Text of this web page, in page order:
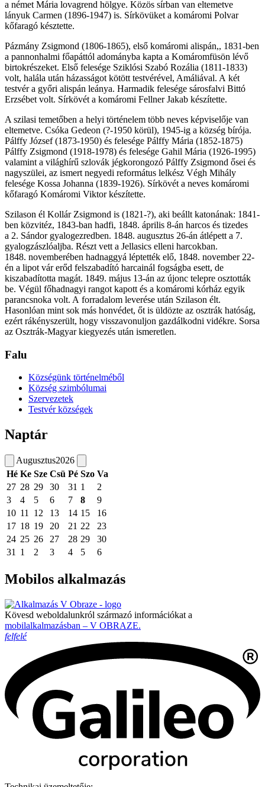
a német Mária lovagrend hölgye. Közös sírban van eltemetve
lányuk Carmen (1896-1947) is. Sírkövüket a komáromi Polvar
kőfaragó késztette.
Pázmány Zsigmond (1806-1865), első komáromi alispán,, 1831-ben
a pannonhalmi főapáttól adományba kapta a Komáromfüsön lévő
birtokrészeket. Első felesége Sziklósi Szabó Rozália (1811-1833)
volt, halála után házasságot kötött testvérével, Amáliával. A két
testvér a győri alispán leánya. Harmadik felesége sárosfalvi Bittó
Erzsébet volt. Sírkövét a komáromi Fellner Jakab készítette.
A szilasi temetőben a helyi történelem több neves képviselője van
eltemetve. Csóka Gedeon (?-1950 körül), 1945-ig a község bírója.
Pálffy József (1873-1950) és felesége Pálffy Mária (1852-1875)
Pálffy Zsigmond (1918-1978) és felesége Gahil Mária (1926-1995)
valamint a világhírű szlovák jégkorongozó Pálffy Zsigmond ősei és
nagyszülei, az ismert negyedi református lelkész Végh Mihály
felesége Kossa Johanna (1839-1926). Sírkövét a neves komáromi
kőfaragó Komáromi Viktor készítette.
Szilason él Kollár Zsigmond is (1821-?), aki beállt katonának: 1841-
ben közvitéz, 1843-ban hadfi, 1848. április 8-án harcos és tizedes
a 2. Sándor gyalogezredben. 1848. augusztus 26-án átlépett a 7.
gyalogzászlóaljba. Részt vett a Jellasics elleni harcokban.
1848. novemberében hadnaggyá léptették elő, 1848. november 22-
én a lipot vár erőd felszabadító harcainál fogságba esett, de
kiszabadította magát. 1849. május 13-án az újonc telepre osztották
be. Végül főhadnagyi rangot kapott és a komáromi kórház egyik
parancsnoka volt. A forradalom leverése után Szilason élt.
Hasonlóan mint sok más honvédet, őt is üldözte az osztrák hatóság,
ezért rákényszerült, hogy visszavonuljon gazdálkodni vidékre. Sorsa
az Osztrák-Magyar kiegyezés után ismeretlen.
Falu
Községünk történelméből
Község szimbólumai
Szervezetek
Testvér községek
Naptár
Augusztus2026
Hé Ke Sze Csü Pé Szo Va
27 28 29 30 31 1
2
3
4 5 6 7 8
9
10 11 12 13 14 15
16
17 18 19 20 21 22
23
24 25 26 27 28 29
30
31
1 2 3 4 5 6
Mobilos alkalmazás
Kövesd weboldalunkról származó információkat a
mobilalkalmazásban – V OBRAZE.
felfelé